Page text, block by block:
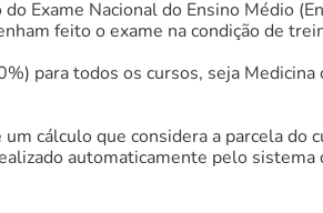
Exame Nacional do Ensino Médio
feito o exame na condição de
para todos os cursos, seja
cálculo que considera a parcela
automaticamente pelo